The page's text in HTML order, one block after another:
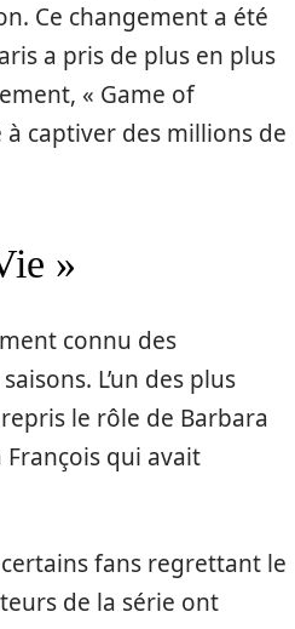
Ce changement a été
a pris de plus en plus
« Game of
captiver des millions de
»
connu des
L’un des plus
le rôle de Barbara
qui avait
fans regrettant le
de la série ont